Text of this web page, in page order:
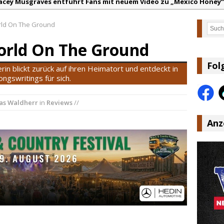
Music Hot News – 2. August 2026: Dolly Parton, Bill
Johnson & The Hollywood Hillbillies kündigen neues Album mit
für Euer Vertrauen: Country.de erreicht täglich rund 10.000
On The Ground
On The Ground
blickt zurück auf ihren Heimatort und entdeckt in
für sich.
Waldherr in Reviews//